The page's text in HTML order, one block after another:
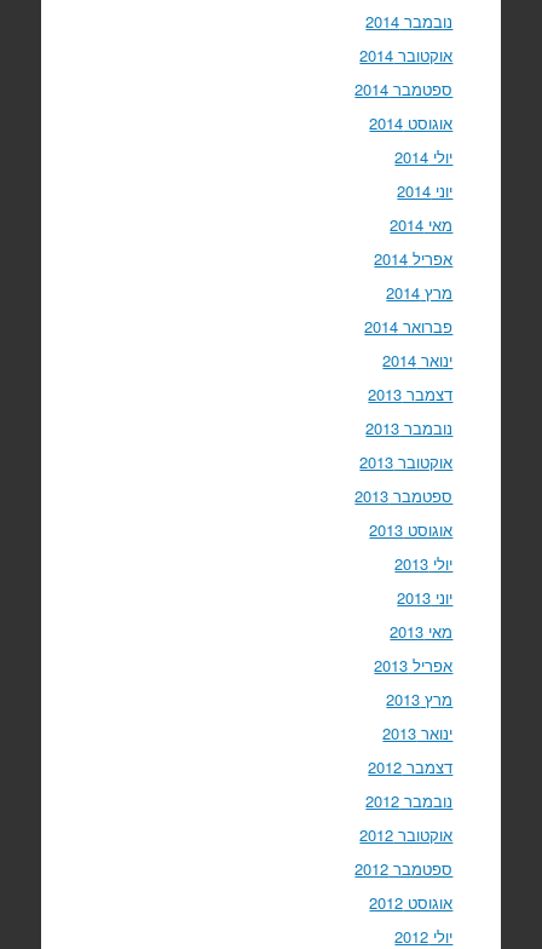
נובמבר 2014
אוקטובר 2014
ספטמבר 2014
אוגוסט 2014
יולי 2014
יוני 2014
מאי 2014
אפריל 2014
מרץ 2014
פברואר 2014
ינואר 2014
דצמבר 2013
נובמבר 2013
אוקטובר 2013
ספטמבר 2013
אוגוסט 2013
יולי 2013
יוני 2013
מאי 2013
אפריל 2013
מרץ 2013
ינואר 2013
דצמבר 2012
נובמבר 2012
אוקטובר 2012
ספטמבר 2012
אוגוסט 2012
יולי 2012